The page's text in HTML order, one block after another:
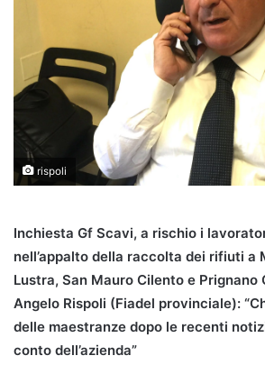
rispoli
Inchiesta Gf Scavi, a rischio i
nell’appalto della raccolta dei rifiuti a
Lustra, San Mauro Cilento e Prignano
Angelo Rispoli (Fiadel provinciale):
delle maestranze dopo le recenti
conto dell’azienda”